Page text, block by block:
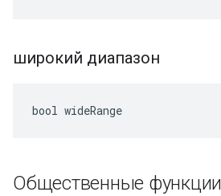
широкий диапазон
bool wideRange
Общественные функции